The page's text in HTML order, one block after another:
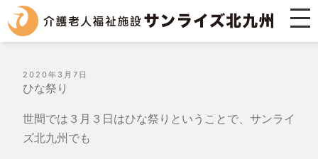
投
稿
日:
2020年3月7日
ひな祭り
世間では３月３日はひな祭りということで、サンライ
ズ北九州でも